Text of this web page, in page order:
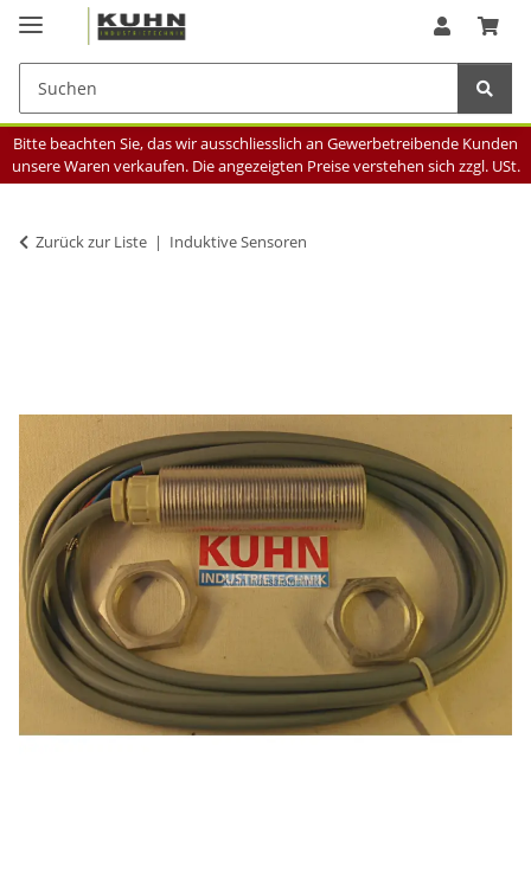
Bitte beachten Sie, das wir ausschliesslich an Gewerbetreibende Kunden
unsere Waren verkaufen. Die angezeigten Preise verstehen sich zzgl. USt.
Zurück zur Liste Induktive Sensoren